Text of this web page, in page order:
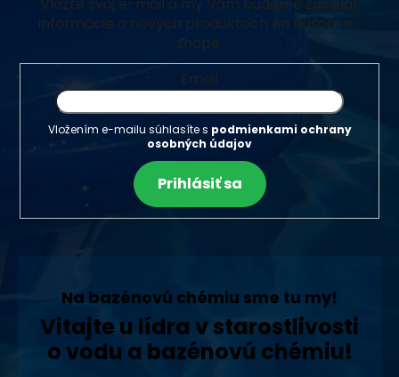
Vložte svoj e-mail a my Vám budeme zasielať
informácie o nových produktoch na našom e-
shope.
Email
Vložením e-mailu súhlasíte s podmienkami ochrany
osobných údajov
Prihlásiť sa
Na bazénovú chémiu sme tu my!
Vitajte u lídra v starostlivosti
o vodu a bazénovú chémiu!